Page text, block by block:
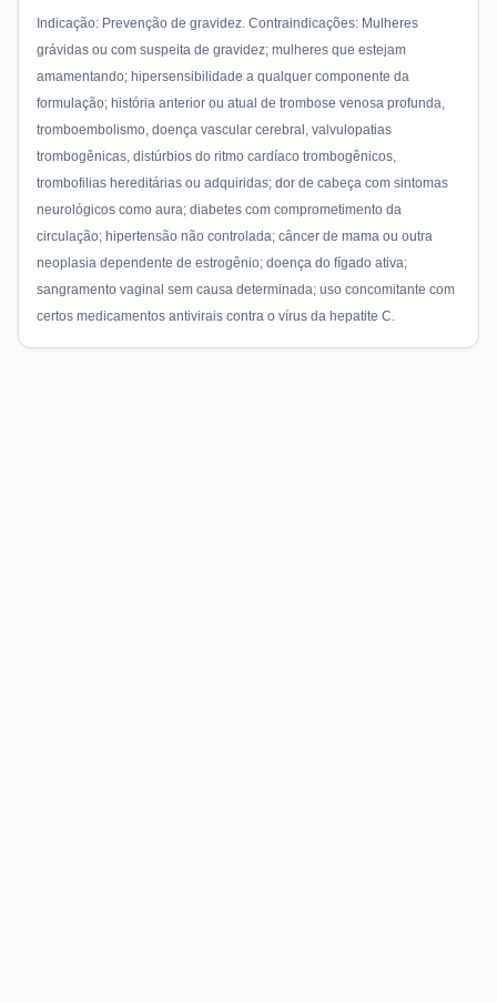
Indicação: Prevenção de gravidez. Contraindicações: Mulheres
grávidas ou com suspeita de gravidez; mulheres que estejam
amamentando; hipersensibilidade a qualquer componente da
formulação; história anterior ou atual de trombose venosa profunda,
tromboembolismo, doença vascular cerebral, valvulopatias
trombogênicas, distúrbios do ritmo cardíaco trombogênicos,
trombofilias hereditárias ou adquiridas; dor de cabeça com sintomas
neurológicos como aura; diabetes com comprometimento da
circulação; hipertensão não controlada; câncer de mama ou outra
neoplasia dependente de estrogênio; doença do fígado ativa;
sangramento vaginal sem causa determinada; uso concomitante com
certos medicamentos antivirais contra o vírus da hepatite C.